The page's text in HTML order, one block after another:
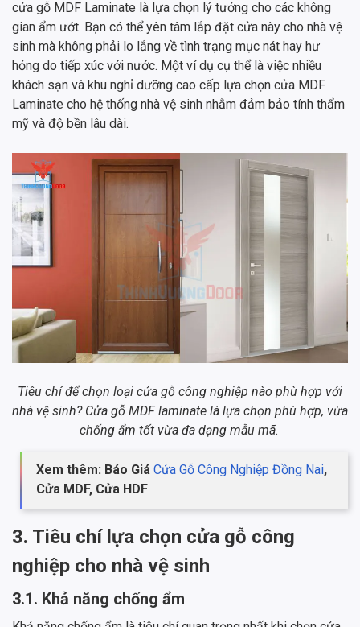
cửa gỗ MDF Laminate là lựa chọn lý tưởng cho các không
gian ẩm ướt. Bạn có thể yên tâm lắp đặt cửa này cho nhà vệ
sinh mà không phải lo lắng về tình trạng mục nát hay hư
hỏng do tiếp xúc với nước. Một ví dụ cụ thể là việc nhiều
khách sạn và khu nghỉ dưỡng cao cấp lựa chọn cửa MDF
Laminate cho hệ thống nhà vệ sinh nhằm đảm bảo tính thẩm
mỹ và độ bền lâu dài.
Tiêu chí để chọn loại cửa gỗ công nghiệp nào phù hợp với
nhà vệ sinh? Cửa gỗ MDF laminate là lựa chọn phù hợp, vừa
chống ẩm tốt vừa đa dạng mẫu mã.
Xem thêm: Báo Giá Cửa Gỗ Công Nghiệp Đồng Nai,
Cửa MDF, Cửa HDF
3. Tiêu chí lựa chọn cửa gỗ công
nghiệp cho nhà vệ sinh
3.1. Khả năng chống ẩm